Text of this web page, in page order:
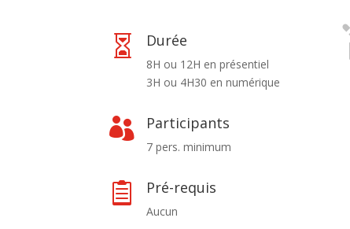
 Durée
8H ou 12H en présentiel
3H ou 4H30 en numérique
 Participants
7 pers. minimum
 Pré-requis
Aucun